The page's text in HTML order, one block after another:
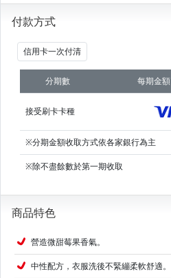
付款方式
信用卡一次付清
分期數 每期金額
接受刷卡卡種
※分期金額收取方式依各家銀行為主
※除不盡餘數於第一期收取
商品特色
營造微甜莓果香氣。
中性配方，衣服洗後不緊繃柔軟舒適。